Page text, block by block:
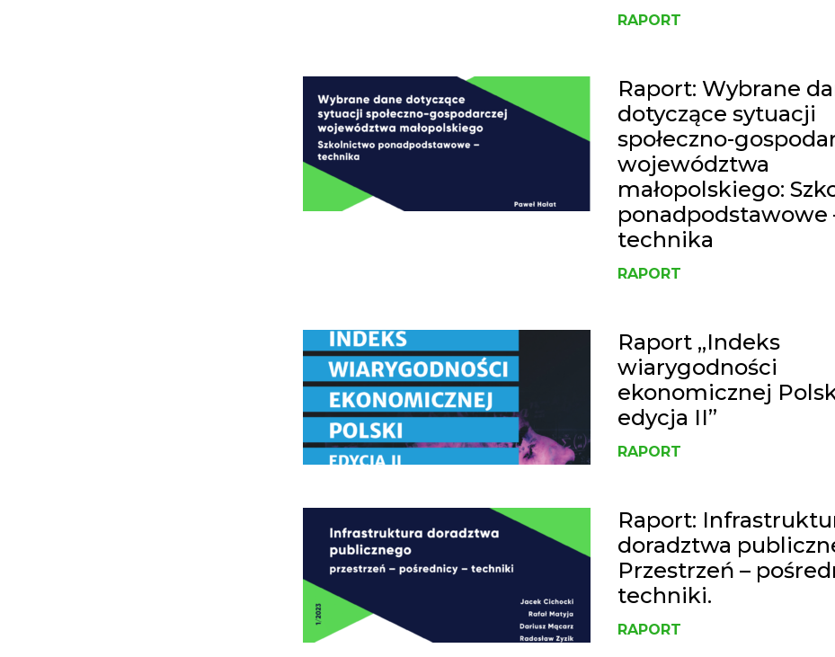
RAPORT
Raport: Wybrane
dotyczące sytuacji
społeczno-
województwa
małopolskiego:
ponadpodstawowe
technika
RAPORT
Raport „Indeks
wiarygodności
ekonomicznej
edycja II”
RAPORT
Raport:
doradztwa
Przestrzeń –
techniki.
RAPORT